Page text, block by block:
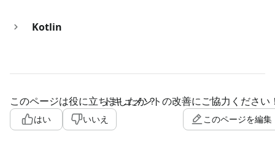
Kotlin
このページは役に立ちましたか？
はい いいえ
ドキュメントの改善にご協力ください
このページを編集